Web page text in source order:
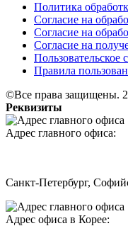
Политика
Согласие на
Согласие на
Согласие на
Пользовательское
Правила
©Все права защищены.
Реквизиты
Адрес главного офиса:
Санкт-Петербург,
Адрес офиса в Корее: